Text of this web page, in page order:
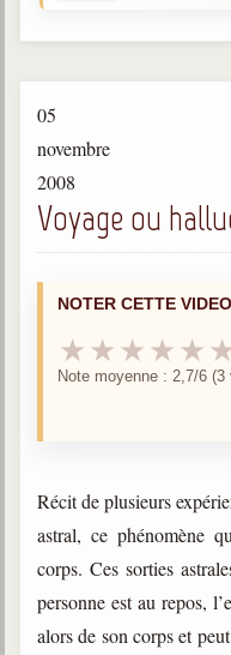
1910-2002
1927-2025
Bibliothèque
Ouvrages
Bibliothèque
Newsletters
trimestrielles
Sujets du mois
Citations
05
novembre
2008
Voyage ou
NOTER CETTE VIDEO
★ ★ ★ ★ ★
Note moyenne : 2,7/6 (3
Récit de plusieurs
astral, ce phénomène
corps. Ces sorties
personne est au repos,
alors de son corps et